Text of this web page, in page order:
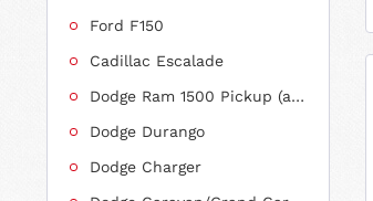
Ford F150
Cadillac Escalade
Dodge Ram 1500 Pickup (ab 2011 siehe RAM)
Dodge Durango
Dodge Charger